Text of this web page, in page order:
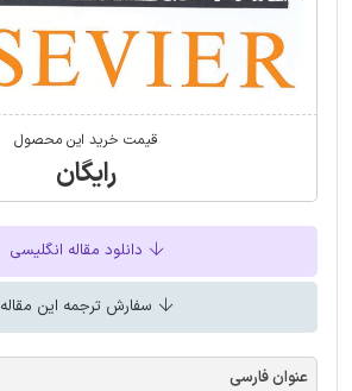
قیمت خرید این محصول
رایگان
دانلود مقاله انگلیسی
سفارش ترجمه این مقاله
عنوان فارسی